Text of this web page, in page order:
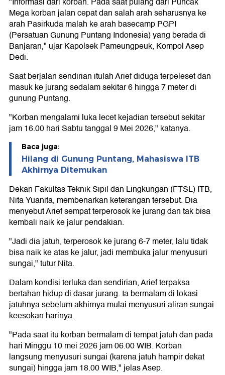
Mega korban jalan cepat dan salah arah seharusnya ke
arah Pasirkuda malah ke arah basecamp PGPI
(Persatuan Gunung Puntang Indonesia) yang berada di
Banjaran," ujar Kapolsek Pameungpeuk, Kompol Asep
Dedi.
Saat berjalan sendirian itulah Arief diduga terpeleset dan
masuk ke jurang sedalam sekitar 6 hingga 7 meter di
gunung Puntang.
"Korban mengalami luka lecet kejadian tersebut sekitar
jam 16.00 hari Sabtu tanggal 9 Mei 2026," katanya.
Baca juga:
Hilang di Gunung Puntang, Mahasiswa ITB
Akhirnya Ditemukan
Dekan Fakultas Teknik Sipil dan Lingkungan (FTSL) ITB,
Nita Yuanita, membenarkan keterangan tersebut. Dia
menyebut Arief sempat terperosok ke jurang dan tak bisa
kembali naik ke jalur pendakian.
"Jadi dia jatuh, terperosok ke jurang 6-7 meter, lalu tidak
bisa naik ke atas ke jalur, jadi membuka jalur menyusuri
sungai," tutur Nita.
Dalam kondisi terluka dan sendirian, Arief terpaksa
bertahan hidup di dasar jurang. Ia bermalam di lokasi
jatuhnya sebelum akhirnya mulai menyusuri aliran sungai
keesokan harinya.
"Pada saat itu korban bermalam di tempat jatuh dan pada
hari Minggu 10 mei 2026 jam 06.00 WIB. Korban
langsung menyusuri sungai (karena jatuh hampir dekat
sungai) hingga jam 18.00 WIB," jelas Asep.